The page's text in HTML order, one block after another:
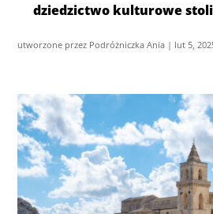
dziedzictwo kulturowe
utworzone przez Podróżniczka Ania | lut 5,